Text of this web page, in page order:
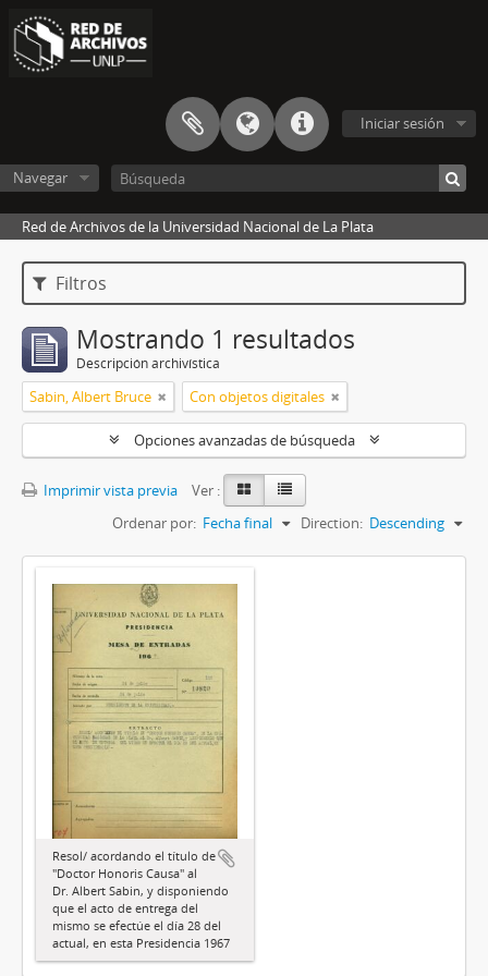
Iniciar sesión
Navegar
Red de Archivos de la Universidad Nacional de La Plata
Filtros
Mostrando 1 resultados
Descripción archivística
Sabin, Albert Bruce Con objetos digitales
Opciones avanzadas de búsqueda
Imprimir vista previa
Ver :
Ordenar por: Fecha final Direction: Descending
Resol/ acordando el título de
"Doctor Honoris Causa" al
Dr. Albert Sabin, y disponiendo
que el acto de entrega del
mismo se efectúe el día 28 del
actual, en esta Presidencia 1967